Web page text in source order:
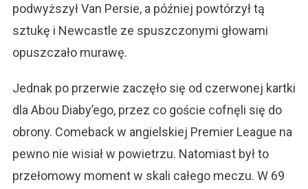
podwyższył Van Persie, a później powtórzył tą
sztukę i Newcastle ze spuszczonymi głowami
opuszczało murawę.
Jednak po przerwie zaczęło się od czerwonej kartki
dla Abou Diaby’ego, przez co goście cofnęli się do
obrony. Comeback w angielskiej Premier League na
pewno nie wisiał w powietrzu. Natomiast był to
przełomowy moment w skali całego meczu. W 69